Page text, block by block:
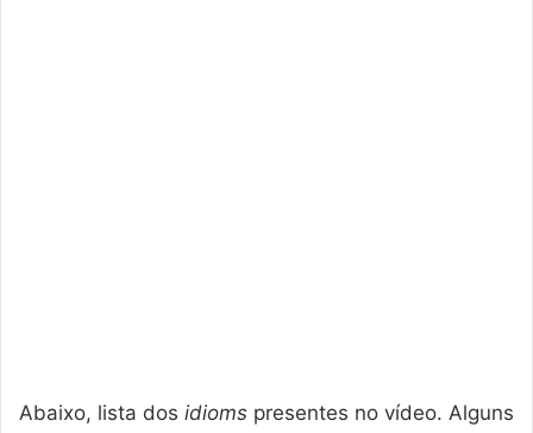
Abaixo, lista dos idioms presentes no vídeo. Alguns